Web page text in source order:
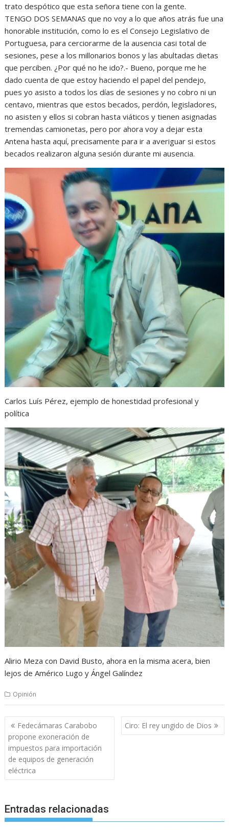
trato despótico que esta señora tiene con la gente.
TENGO DOS SEMANAS que no voy a lo que años atrás fue una
honorable institución, como lo es el Consejo Legislativo de
Portuguesa, para cerciorarme de la ausencia casi total de
sesiones, pese a los millonarios bonos y las abultadas dietas
que perciben. ¿Por qué no he ido?.- Bueno, porque me he
dado cuenta de que estoy haciendo el papel del pendejo,
pues yo asisto a todos los días de sesiones y no cobro ni un
centavo, mientras que estos becados, perdón, legisladores,
no asisten y ellos si cobran hasta viáticos y tienen asignadas
tremendas camionetas, pero por ahora voy a dejar esta
Antena hasta aquí, precisamente para ir a averiguar si estos
becados realizaron alguna sesión durante mi ausencia.
Carlos Luís Pérez, ejemplo de honestidad profesional y
política
Alirio Meza con David Busto, ahora en la misma acera, bien
lejos de Américo Lugo y Ángel Galíndez
Opinión
Navegación
de
entradas
Fedecámaras Carabobo
propone exoneración de
impuestos para importación
de equipos de generación
eléctrica
Ciro: El rey ungido de Dios
Entradas relacionadas